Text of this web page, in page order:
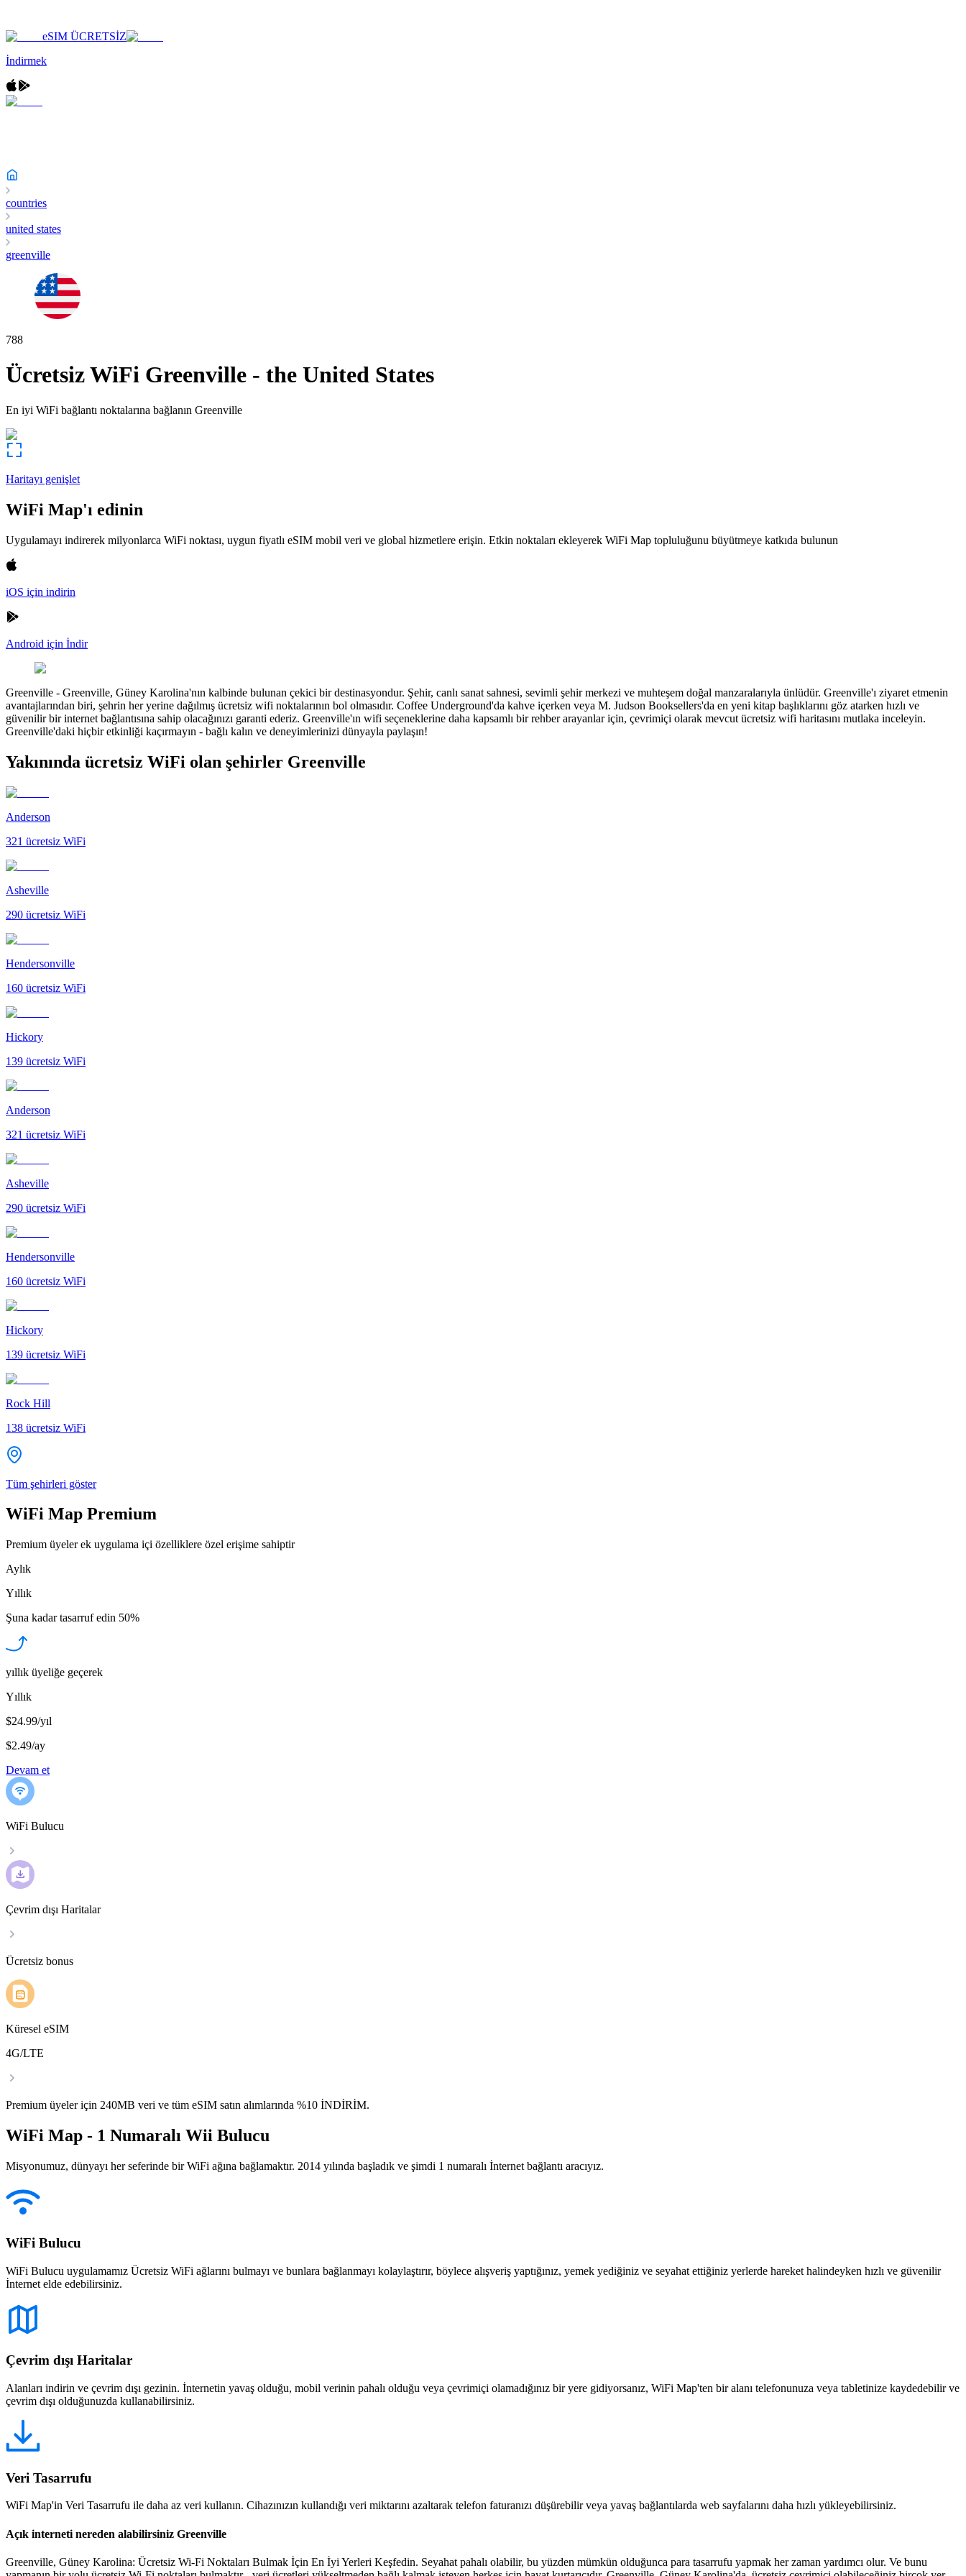
eSIM ÜCRETSİZ
İndirmek
countries
united states
greenville
788
Ücretsiz WiFi Greenville - the United States
En iyi WiFi bağlantı noktalarına bağlanın Greenville
Haritayı genişlet
WiFi Map'ı edinin
Uygulamayı indirerek milyonlarca WiFi noktası, uygun fiyatlı eSIM mobil veri ve global hizmetlere erişin. Etkin noktaları ekleyerek WiFi Map topluluğunu büyütmeye katkıda bulunun
iOS için indirin
Android için İndir
Greenville - Greenville, Güney Karolina'nın kalbinde bulunan çekici bir destinasyondur. Şehir, canlı sanat sahnesi, sevimli şehir merkezi ve muhteşem doğal manzaralarıyla ünlüdür. Greenville'ı ziyaret etmenin
avantajlarından biri, şehrin her yerine dağılmış ücretsiz wifi noktalarının bol olmasıdır. Coffee Underground'da kahve içerken veya M. Judson Booksellers'da en yeni kitap başlıklarını göz atarken hızlı ve
güvenilir bir internet bağlantısına sahip olacağınızı garanti ederiz. Greenville'ın wifi seçeneklerine daha kapsamlı bir rehber arayanlar için, çevrimiçi olarak mevcut ücretsiz wifi haritasını mutlaka inceleyin.
Greenville'daki hiçbir etkinliği kaçırmayın - bağlı kalın ve deneyimlerinizi dünyayla paylaşın!
Yakınında ücretsiz WiFi olan şehirler Greenville
Anderson
321 ücretsiz WiFi
Asheville
290 ücretsiz WiFi
Hendersonville
160 ücretsiz WiFi
Hickory
139 ücretsiz WiFi
Anderson
321 ücretsiz WiFi
Asheville
290 ücretsiz WiFi
Hendersonville
160 ücretsiz WiFi
Hickory
139 ücretsiz WiFi
Rock Hill
138 ücretsiz WiFi
Tüm şehirleri göster
WiFi Map Premium
Premium üyeler ek uygulama içi özelliklere özel erişime sahiptir
Aylık
Yıllık
Şuna kadar tasarruf edin 50%
yıllık üyeliğe geçerek
Yıllık
$24.99/yıl
$2.49/ay
Devam et
WiFi Bulucu
Çevrim dışı Haritalar
Ücretsiz bonus
Küresel eSIM
4G/LTE
Premium üyeler için 240MB veri ve tüm eSIM satın alımlarında %10 İNDİRİM.
WiFi Map - 1 Numaralı Wii Bulucu
Misyonumuz, dünyayı her seferinde bir WiFi ağına bağlamaktır. 2014 yılında başladık ve şimdi 1 numaralı İnternet bağlantı aracıyız.
WiFi Bulucu
WiFi Bulucu uygulamamız Ücretsiz WiFi ağlarını bulmayı ve bunlara bağlanmayı kolaylaştırır, böylece alışveriş yaptığınız, yemek yediğiniz ve seyahat ettiğiniz yerlerde hareket halindeyken hızlı ve güvenilir
İnternet elde edebilirsiniz.
Çevrim dışı Haritalar
Alanları indirin ve çevrim dışı gezinin. İnternetin yavaş olduğu, mobil verinin pahalı olduğu veya çevrimiçi olamadığınız bir yere gidiyorsanız, WiFi Map'ten bir alanı telefonunuza veya tabletinize kaydedebilir ve
çevrim dışı olduğunuzda kullanabilirsiniz.
Veri Tasarrufu
WiFi Map'in Veri Tasarrufu ile daha az veri kullanın. Cihazınızın kullandığı veri miktarını azaltarak telefon faturanızı düşürebilir veya yavaş bağlantılarda web sayfalarını daha hızlı yükleyebilirsiniz.
Açık interneti nereden alabilirsiniz Greenville
Greenville, Güney Karolina: Ücretsiz Wi-Fi Noktaları Bulmak İçin En İyi Yerleri Keşfedin. Seyahat pahalı olabilir, bu yüzden mümkün olduğunca para tasarrufu yapmak her zaman yardımcı olur. Ve bunu